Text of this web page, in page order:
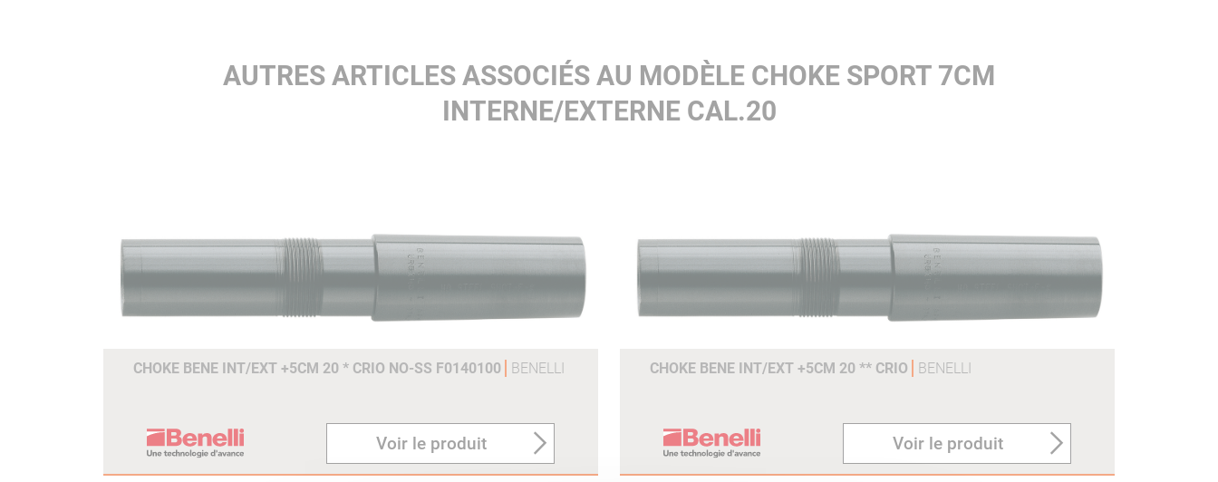
AUTRES ARTICLES ASSOCIÉS AU MODÈLE CHOKE SPORT 7CM
INTERNE/EXTERNE CAL.20
CHOKE BENE INT/EXT +5CM 20 * CRIO NO-SS F0140100 BENELLI
Voir le produit
CHOKE BENE INT/EXT +5CM 20 ** CRIO BENELLI
Voir le produit